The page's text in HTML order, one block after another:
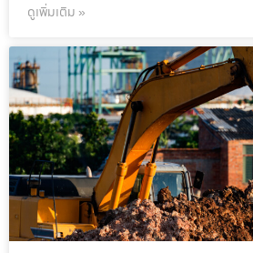
ดูเพิ่มเติม »